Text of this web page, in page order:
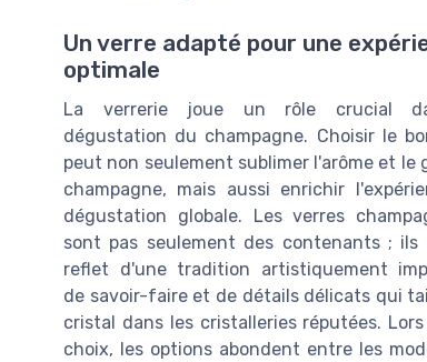
Un verre adapté pour une
optimale
La verrerie joue un rôle crucial
dégustation du champagne. Choisir le
peut non seulement sublimer l'arôme et le
champagne, mais aussi enrichir
dégustation globale. Les verres
sont pas seulement des contenants ; ils
reflet d'une tradition artistiquement
de savoir-faire et de détails délicats qui
cristal dans les cristalleries réputées.
choix, les options abondent entre les